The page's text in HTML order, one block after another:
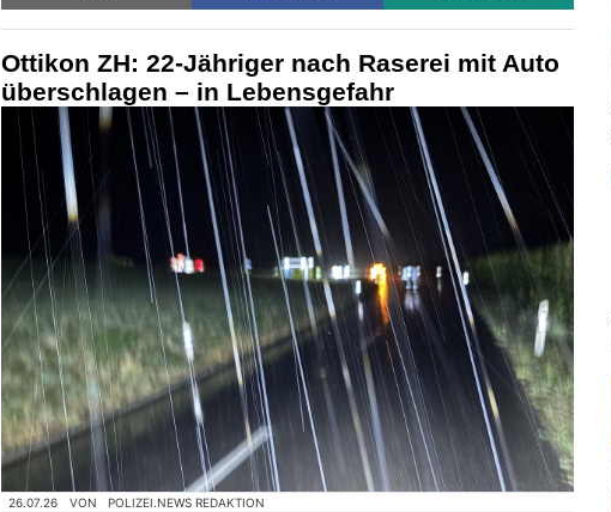
Ottikon ZH: 22-Jähriger nach Raserei mit Auto
überschlagen – in Lebensgefahr
26.07.26 VON POLIZEI.NEWS REDAKTION